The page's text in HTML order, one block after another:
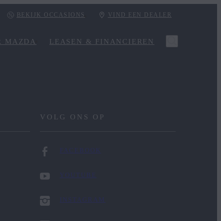
BEKIJK OCCASIONS VIND EEN DEALER
MAZDA LEASEN & FINANCIEREN
VOLG ONS OP
FACEBOOK
YOUTUBE
INSTAGRAM